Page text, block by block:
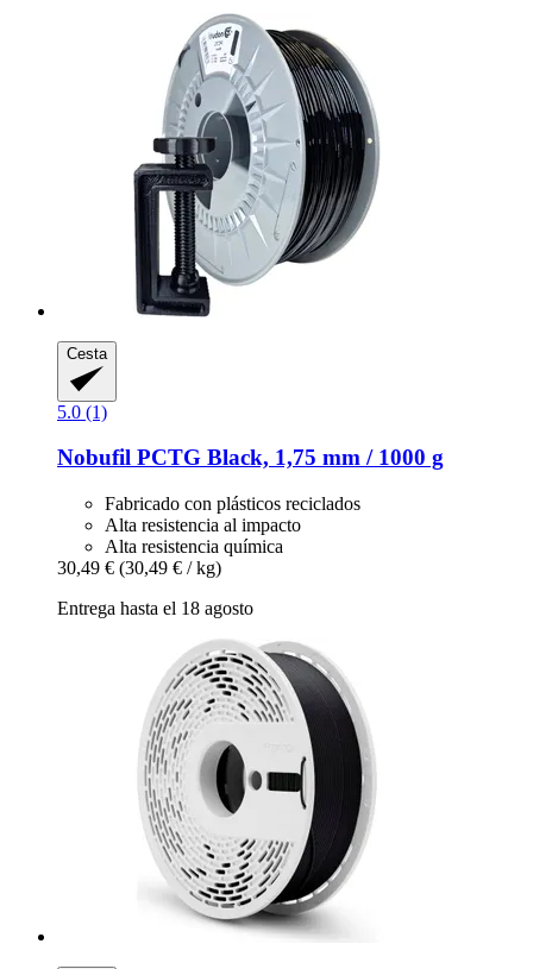
Cesta
5.0 (1)
Nobufil PCTG Black, 1,75 mm / 1000 g
Fabricado con plásticos reciclados
Alta resistencia al impacto
Alta resistencia química
30,49 € (30,49 € / kg)
Entrega hasta el 18 agosto